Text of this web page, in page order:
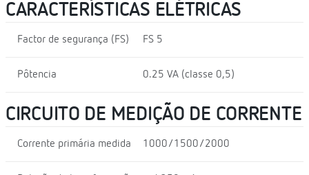
CARACTERÍSTICAS ELÉTRICAS
Factor de segurança (FS) FS 5
Pôtencia 0.25 VA (classe 0,5)
CIRCUITO DE MEDIÇÃO DE CORRENTE
Corrente primária medida 1000/1500/2000